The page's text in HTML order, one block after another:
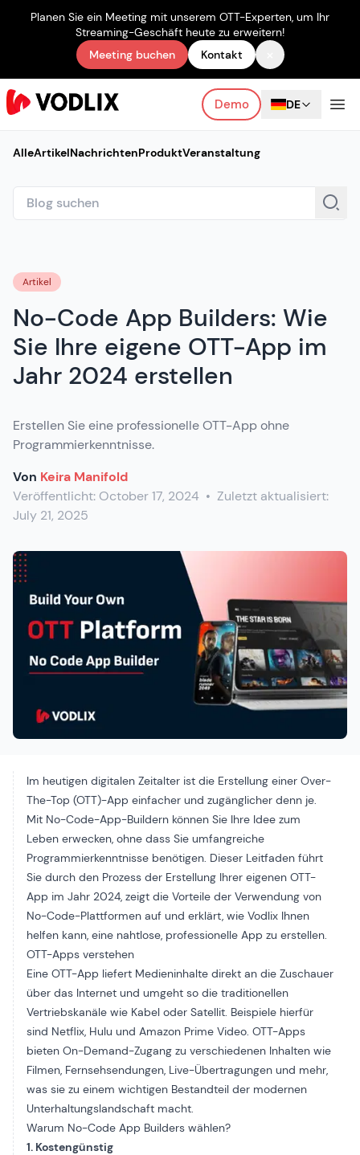
Planen Sie ein Meeting mit unserem OTT-Experten, um Ihr
Streaming-Geschäft heute zu erweitern!
Meeting buchen
Kontakt
Demo DE
AlleArtikelNachrichtenProduktVeranstaltung
Artikel
No-Code App Builders: Wie
Sie Ihre eigene OTT-App im
Jahr 2024 erstellen
Erstellen Sie eine professionelle OTT-App ohne
Programmierkenntnisse.
Von Keira Manifold
Veröffentlicht: October 17, 2024 • Zuletzt aktualisiert:
July 21, 2025
Im heutigen digitalen Zeitalter ist die Erstellung einer Over-
The-Top (OTT)-App einfacher und zugänglicher denn je.
Mit No-Code-App-Buildern können Sie Ihre Idee zum
Leben erwecken, ohne dass Sie umfangreiche
Programmierkenntnisse benötigen. Dieser Leitfaden führt
Sie durch den Prozess der Erstellung Ihrer eigenen OTT-
App im Jahr 2024, zeigt die Vorteile der Verwendung von
No-Code-Plattformen auf und erklärt, wie Vodlix Ihnen
helfen kann, eine nahtlose, professionelle App zu erstellen.
OTT-Apps verstehen
Eine OTT-App liefert Medieninhalte direkt an die Zuschauer
über das Internet und umgeht so die traditionellen
Vertriebskanäle wie Kabel oder Satellit. Beispiele hierfür
sind Netflix, Hulu und Amazon Prime Video. OTT-Apps
bieten On-Demand-Zugang zu verschiedenen Inhalten wie
Filmen, Fernsehsendungen, Live-Übertragungen und mehr,
was sie zu einem wichtigen Bestandteil der modernen
Unterhaltungslandschaft macht.
Warum No-Code App Builders wählen?
1. Kostengünstig